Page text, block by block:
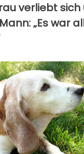
verliebt
„Es war